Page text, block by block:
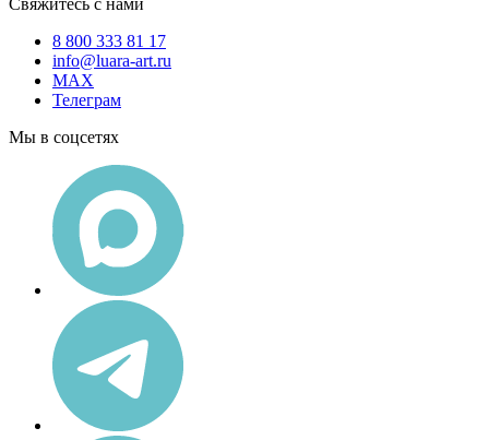
Свяжитесь с нами
8 800 333 81 17
info@luara-art.ru
MAX
Телеграм
Мы в соцсетях